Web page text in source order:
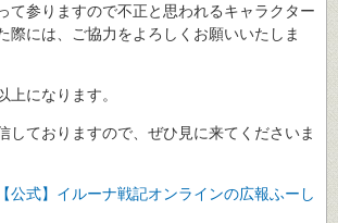
て参りますので不正と思われるキャラクター
際には、ご協力をよろしくお願いいたしま
上になります。
しておりますので、ぜひ見に来てくださいま
【公式】イルーナ戦記オンラインの広報ふーし